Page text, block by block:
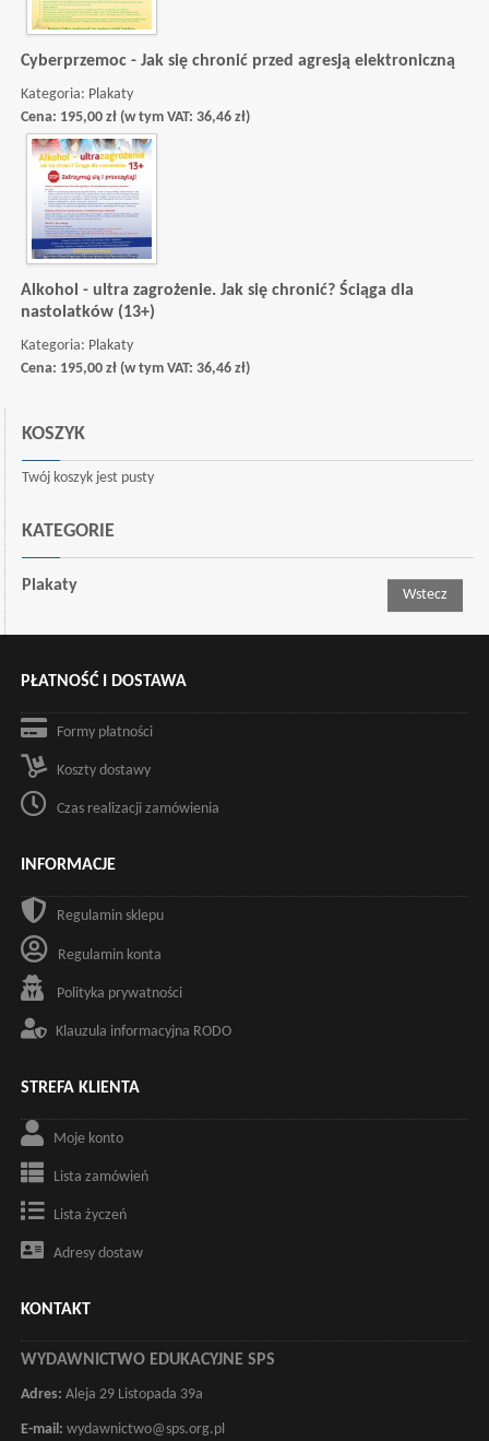
Cyberprzemoc - Jak się chronić przed agresją elektroniczną
Kategoria: Plakaty
Cena: 195,00 zł (w tym VAT: 36,46 zł)
Alkohol - ultra zagrożenie. Jak się chronić? Ściąga dla
nastolatków (13+)
Kategoria: Plakaty
Cena: 195,00 zł (w tym VAT: 36,46 zł)
KOSZYK
Twój koszyk jest pusty
KATEGORIE
Plakaty
Wstecz
PŁATNOŚĆ I DOSTAWA
Formy płatności
Koszty dostawy
Czas realizacji zamówienia
INFORMACJE
Regulamin sklepu
Regulamin konta
Polityka prywatności
Klauzula informacyjna RODO
STREFA KLIENTA
Moje konto
Lista zamówień
Lista życzeń
Adresy dostaw
KONTAKT
WYDAWNICTWO EDUKACYJNE SPS
Adres: Aleja 29 Listopada 39a
E-mail: wydawnictwo@sps.org.pl